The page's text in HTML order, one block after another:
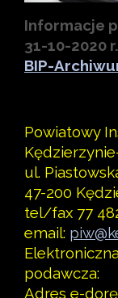
Informacje
31-10-2020
BIP-
Powiatowy
ul.
47-200
tel/fax 77
email:
podawcza:
Adres e-